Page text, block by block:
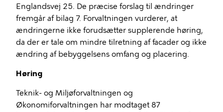
Englandsvej 25. De præcise forslag til ændringer
fremgår af bilag 7. Forvaltningen vurderer, at
ændringerne ikke forudsætter supplerende høring,
da der er tale om mindre tilretning af facader og ikke
ændring af bebyggelsens omfang og placering.
Høring
Teknik- og Miljøforvaltningen og
Økonomiforvaltningen har modtaget 87